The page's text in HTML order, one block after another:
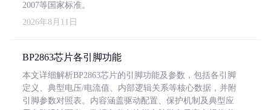
2007等国家标准。
2026年8月11日
BP2863芯片各引脚功能
本文详细解析BP2863芯片的引脚功能及参数，包括各引脚
定义、典型电压/电流值、内部逻辑关系等核心数据，并附
引脚参数对照表。内容涵盖驱动配置、保护机制及典型应